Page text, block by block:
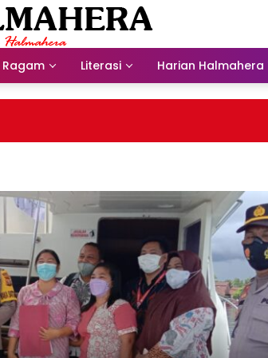
Ragam Literasi Harian Halmahera